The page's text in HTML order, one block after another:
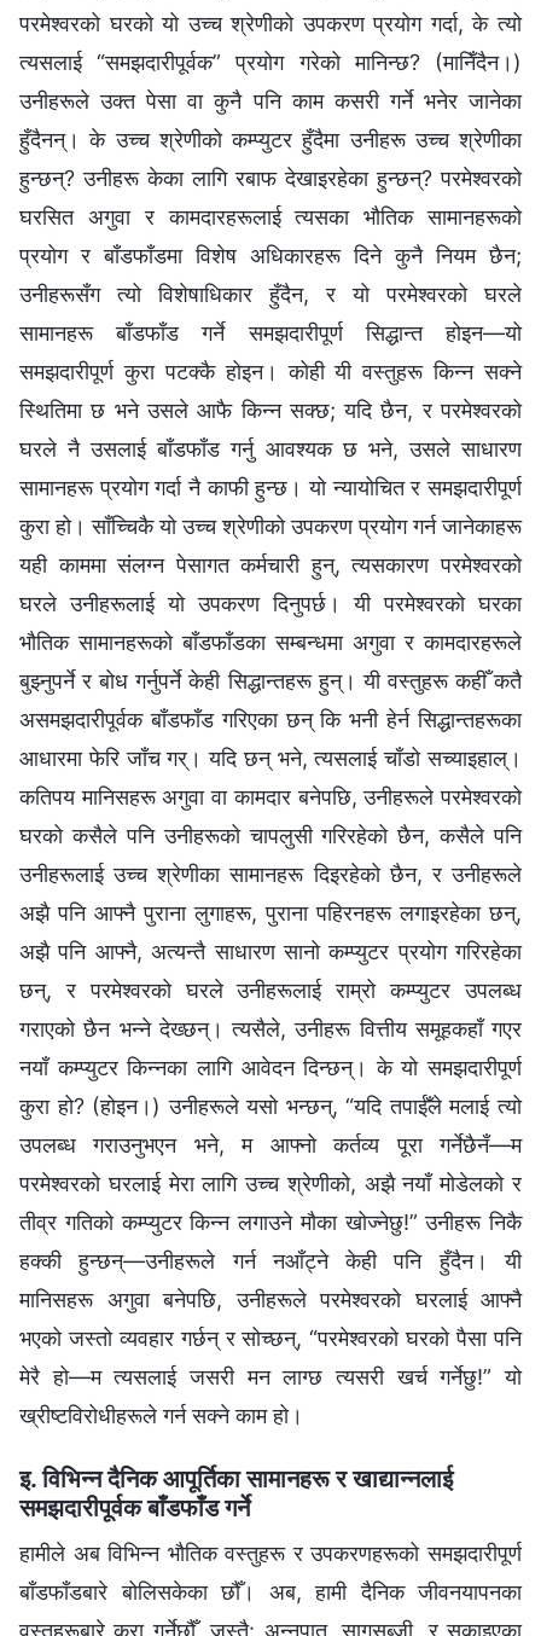
परमेश्‍वरको घरको यो उच्च श्रेणीको उपकरण प्रयोग गर्दा, के त्यो
त्यसलाई “समझदारीपूर्वक” प्रयोग गरेको मानिन्छ? (मानिँदैन।)
उनीहरूले उक्त पेसा वा कुनै पनि काम कसरी गर्ने भनेर जानेका
हुँदैनन्। के उच्च श्रेणीको कम्प्युटर हुँदैमा उनीहरू उच्च श्रेणीका
हुन्छन्? उनीहरू केका लागि रबाफ देखाइरहेका हुन्छन्? परमेश्‍वरको
घरसित अगुवा र कामदारहरूलाई त्यसका भौतिक सामानहरूको
प्रयोग र बाँडफाँडमा विशेष अधिकारहरू दिने कुनै नियम छैन;
उनीहरूसँग त्यो विशेषाधिकार हुँदैन, र यो परमेश्‍वरको घरले
सामानहरू बाँडफाँड गर्ने समझदारीपूर्ण सिद्धान्त होइन—यो
समझदारीपूर्ण कुरा पटक्कै होइन। कोही यी वस्तुहरू किन्‍न सक्ने
स्थितिमा छ भने उसले आफै किन्‍न सक्छ; यदि छैन, र परमेश्‍वरको
घरले नै उसलाई बाँडफाँड गर्नु आवश्यक छ भने, उसले साधारण
सामानहरू प्रयोग गर्दा नै काफी हुन्छ। यो न्यायोचित र समझदारीपूर्ण
कुरा हो। साँच्चिकै यो उच्च श्रेणीको उपकरण प्रयोग गर्न जानेकाहरू
यही काममा संलग्न पेसागत कर्मचारी हुन्, त्यसकारण परमेश्‍वरको
घरले उनीहरूलाई यो उपकरण दिनुपर्छ। यी परमेश्‍वरको घरका
भौतिक सामानहरूको बाँडफाँडका सम्बन्धमा अगुवा र कामदारहरूले
बुझ्नुपर्ने र बोध गर्नुपर्ने केही सिद्धान्तहरू हुन्। यी वस्तुहरू कहीँ कतै
असमझदारीपूर्वक बाँडफाँड गरिएका छन् कि भनी हेर्न सिद्धान्तहरूका
आधारमा फेरि जाँच गर्। यदि छन् भने, त्यसलाई चाँडो सच्याइहाल्।
कतिपय मानिसहरू अगुवा वा कामदार बनेपछि, उनीहरूले परमेश्‍वरको
घरको कसैले पनि उनीहरूको चापलुसी गरिरहेको छैन, कसैले पनि
उनीहरूलाई उच्च श्रेणीका सामानहरू दिइरहेको छैन, र उनीहरूले
अझै पनि आफ्नै पुराना लुगाहरू, पुराना पहिरनहरू लगाइरहेका छन्,
अझै पनि आफ्नै, अत्यन्तै साधारण सानो कम्प्युटर प्रयोग गरिरहेका
छन्, र परमेश्‍वरको घरले उनीहरूलाई राम्रो कम्प्युटर उपलब्ध
गराएको छैन भन्‍ने देख्छन्। त्यसैले, उनीहरू वित्तीय समूहकहाँ गएर
नयाँ कम्प्युटर किन्‍नका लागि आवेदन दिन्छन्। के यो समझदारीपूर्ण
कुरा हो? (होइन।) उनीहरूले यसो भन्छन्, “यदि तपाईँले मलाई त्यो
उपलब्ध गराउनुभएन भने, म आफ्नो कर्तव्य पूरा गर्नेछैनँ—म
परमेश्‍वरको घरलाई मेरा लागि उच्च श्रेणीको, अझै नयाँ मोडेलको र
तीव्र गतिको कम्प्युटर किन्‍न लगाउने मौका खोज्नेछु!” उनीहरू निकै
हक्की हुन्छन्—उनीहरूले गर्न नआँट्ने केही पनि हुँदैन। यी
मानिसहरू अगुवा बनेपछि, उनीहरूले परमेश्‍वरको घरलाई आफ्नै
भएको जस्तो व्यवहार गर्छन् र सोच्छन्, “परमेश्‍वरको घरको पैसा पनि
मेरै हो—म त्यसलाई जसरी मन लाग्छ त्यसरी खर्च गर्नेछु!” यो
ख्रीष्टविरोधीहरूले गर्न सक्ने काम हो।
इ. विभिन्‍न दैनिक आपूर्तिका सामानहरू र खाद्यान्‍नलाई
समझदारीपूर्वक बाँडफाँड गर्ने
हामीले अब विभिन्‍न भौतिक वस्तुहरू र उपकरणहरूको समझदारीपूर्ण
बाँडफाँडबारे बोलिसकेका छौँ। अब, हामी दैनिक जीवनयापनका
वस्तुहरूबारे कुरा गर्नेछौँ, जस्तै: अन्‍नपात, सागसब्जी, र सुकाइएका